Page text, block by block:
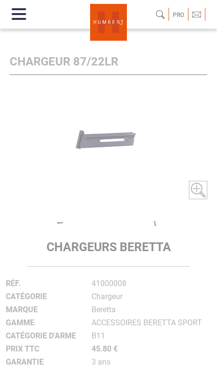
PRO
CHARGEUR 87/22LR
CHARGEURS BERETTA
RÉF.
41000008
CATÉGORIE
Chargeur
MARQUE
Beretta
GAMME
ACCESSOIRES BERETTA SPORT
CATÉGORIE D'ARME
B11
PRIX TTC
45.80 €
GARANTIE
3 ans